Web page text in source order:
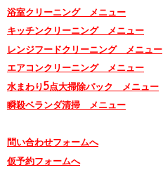
浴室クリーニング メニュー
キッチンクリーニング メニュー
レンジフードクリーニング メニュー
エアコンクリーニング メニュー
水まわり5点大掃除パック メニュー
瞬殺ベランダ清掃 メニュー
問い合わせフォームへ
仮予約フォームへ